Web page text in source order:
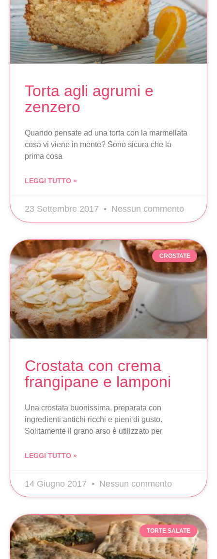
Torta agli agrumi e
zenzero
Quando pensate ad una torta con la marmellata
cosa vi viene in mente? Sono sicura che la
prima cosa
LEGGI TUTTO »
23 Settembre 2017 Nessun commento
CROSTATE
Crostata con crema
frangipane e lamponi
Una crostata buonissima, preparata con
ingredienti antichi ricchi e pieni di gusto.
Solitamente il grano arso è utilizzato per
LEGGI TUTTO »
14 Giugno 2017 Nessun commento
TORTE SALATE